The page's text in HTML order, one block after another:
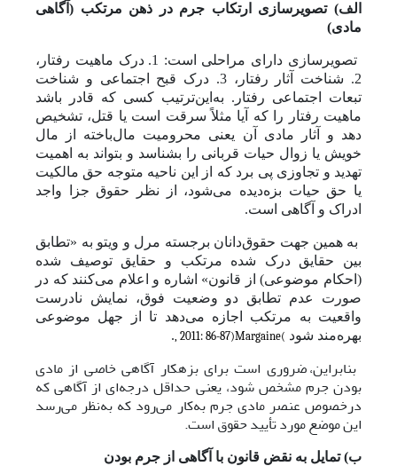
الف) تصویرسازی ارتکاب جرم در ذهن مرتکب (آگاهی
مادی)
تصویرسازی دارای مراحلی است: 1. درک ماهیت رفتار،
2. شناخت آثار رفتار، 3. درک قبح اجتماعی و شناخت
تبعات اجتماعی رفتار. به‌این‌ترتیب کسی که قادر باشد
ماهیت رفتار را که آیا مثلاً سرقت است یا قتل، تشخیص
دهد و آثار مادی آن یعنی محرومیت مال‌باخته از مال
خویش یا زوال حیات قربانی را بشناسد و بتواند به اهمیت
تهدید و تجاوزی پی برد که از این ناحیه متوجه حق مالکیت
یا حق حیات بزه‌دیده می‌شود، از نظر حقوق جزا واجد
ادراک و آگاهی است.
به همین جهت حقوق‌دانان برجسته مرل و ویتو به «تطابق
بین حقایق درک شده مرتکب و حقایق توصیف شده
(احکام موضوعی) از قانون» اشاره و اعلام می‌کنند که در
صورت عدم تطابق دو وضعیت فوق، نمایش نادرست
واقعیت به مرتکب اجازه می‌دهد تا از جهل موضوعی
بهره‌مند شود (
Margaine
, 2011: 86-87)
.
بنابراین، ضروری است برای بزهکار آگاهی خاصی از مادی
بودن جرم مشخص شود، یعنی حداقل درجه‌ای از آگاهی که
درخصوص عنصر مادی جرم به‌کار می‌رود که به‌نظر می‌رسد
این موضع مورد تأیید حقوق است.
ب) تمایل به نقض قانون با آگاهی از جرم بودن